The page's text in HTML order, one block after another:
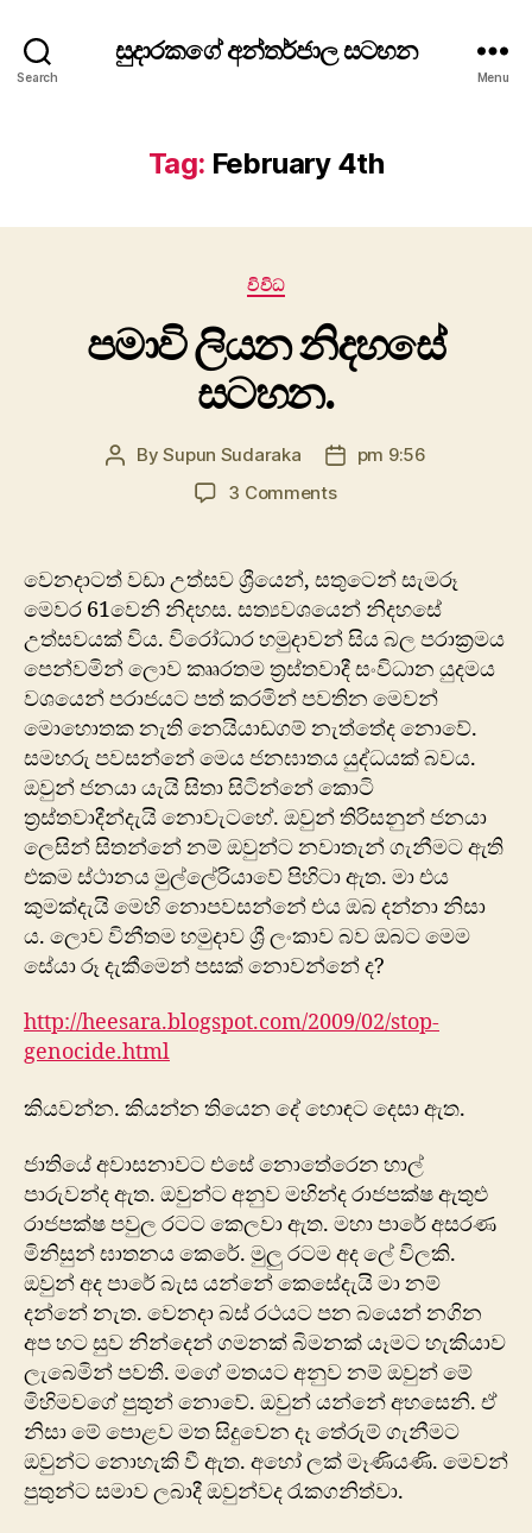
Search
සුදාරකගේ අන්තර්ජාල සටහන
Menu
Tag: February 4th
Categories
විවිධ
පමාවි ලියන නිද‍හසේ
සටහන.
PostBySupun Sudaraka
Postpm 9:56
3 Commentson
නිද‍හසේ
සටහන.
වෙනදාටත් වඩා උත්සව ශ්‍රීයෙන්, සතුටෙන් සැමරූ
මෙවර 61වෙනි නිදහස. සත්‍යවශයෙන් නිද‍හසේ
උත්සවයක් විය. විරෝධාර හමුදාවන් සිය බල පරාක්‍රමය
පෙන්වමින් ලොව කෲරතම ත්‍රස්තවාදී සංවිධාන යුදමය
වශයෙන් පරාජයට පත් කරමින් පවතින මෙවන්
‍මොහොතක නැති නෙයියාඩගම් නැත්තේද නොවේ.
සමහරු පවසන්නේ මෙය ජනඝාතය යුද්ධයක් බවය.
ඔවුන් ජනයා යැයි සිතා සිටි‍න්නේ කොටි
ත්‍රස්තවාදීන්දැයි නොවැටහේ. ඔවුන් තිරිසනුන් ජනයා
ලෙසින් සිතන්නේ නම් ඔවුන්ට නවාතැන් ගැනීමට ඇති
එකම ස්ථානය මුල්ලේරියාවේ පිහිටා ඇත. මා එය
කුමක්දැයි මෙහි නොපවසන්නේ එය ඔබ දන්නා නිසා
ය. ලොව විනීතම හමුදාව ශ්‍රී ලංකාව බව ඔබට මෙම
සේයා රූ දැකීමෙන් පසක් නොවන්නේ ද?
http://heesara.blogspot.com/2009/02/stop-
genocide.html
කියවන්න. කියන්න තියෙන දේ හොඳට දෙසා ඇත.
ජාති‍යේ අවාසනාවට එසේ නොතේරෙන හාල්
පාරුවන්ද ඇත. ඔවුන්ට අනුව මහින්ද රාජපක්ෂ ඇතුළු
රාජපක්ෂ පවුල රටට‍ කෙලවා ඇත. මහා පාරේ අසරණ
මිනිසුන් ඝාතනය ‍කෙරේ. මුලු රටම අද ලේ විලකි.
ඔවුන් අද පාරේ බැස යන්නේ කෙසේදැයි මා නම්
දන්නේ නැත. වෙනදා බස් රථයට පන බයෙන් නගින
අප හට සුව නින්දෙන් ගමනක් බිමනක් යෑමට හැකියාව
ලැබෙමින් පවතී. මගේ මතයට අනුව නම් ඔවුන් මේ
මිහිමවගේ පුතුන් නොවේ. ඔවුන් යන්නේ අහසෙනි. ඒ
නිසා මේ පොළව මත සිදුවෙන දෑ තේරුම් ගැනීමට
ඔවුන්ට නොහැකි වී ඇත. අහෝ ලක් මෑණියණි. මෙවන්
පුතුන්ට සමාව ලබාදී ඔවුන්වද රැකගනිත්වා.